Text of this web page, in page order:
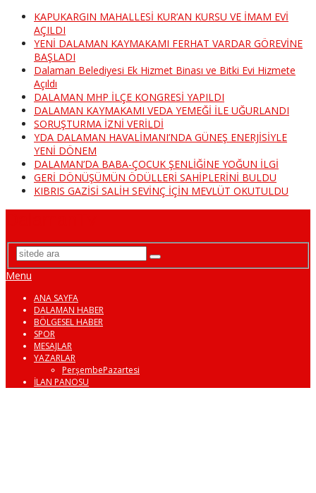
KAPUKARGIN MAHALLESİ KUR’AN KURSU VE İMAM EVİ
AÇILDI
YENİ DALAMAN KAYMAKAMI FERHAT VARDAR GÖREVİNE
BAŞLADI
Dalaman Belediyesi Ek Hizmet Binası ve Bitki Evi Hizmete
Açıldı
DALAMAN MHP İLÇE KONGRESİ YAPILDI
DALAMAN KAYMAKAMI VEDA YEMEĞİ İLE UĞURLANDI
SORUŞTURMA İZNİ VERİLDİ
YDA DALAMAN HAVALİMANI’NDA GÜNEŞ ENERJİSİYLE
YENİ DÖNEM
DALAMAN’DA BABA-ÇOCUK ŞENLİĞİNE YOĞUN İLGİ
GERİ DÖNÜŞÜMÜN ÖDÜLLERİ SAHİPLERİNİ BULDU
KIBRIS GAZİSİ SALİH SEVİNÇ İÇİN MEVLÜT OKUTULDU
Menu
ANA SAYFA
DALAMAN HABER
BÖLGESEL HABER
SPOR
MESAJLAR
YAZARLAR
PerşembePazartesi
İLAN PANOSU